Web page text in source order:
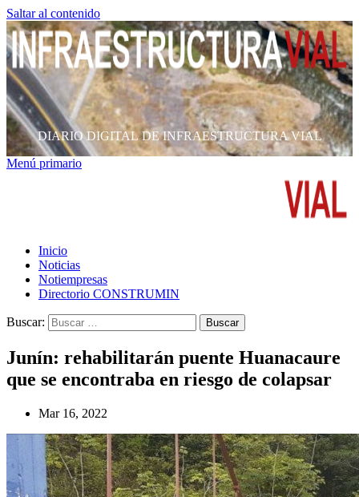
Saltar al contenido
DIARIO DIGITAL DE INFRAESTRUCTURA VIAL
Menú primario
Inicio
Noticias
Notiempresas
Directorio CONSTRUMIN
Buscar:
Junín: rehabilitarán puente Huanacaure
que se encontraba en riesgo de colapsar
Mar 16, 2022